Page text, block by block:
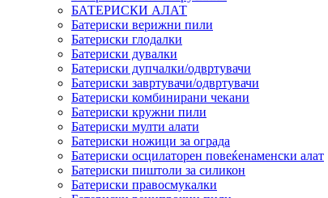
БАТЕРИСКИ АЛАТ
Батериски верижни пили
Батериски глодалки
Батериски дувалки
Батериски дупчалки/одвртувачи
Батериски завртувачи/одвртувачи
Батериски комбинирани чекани
Батериски кружни пили
Батериски мулти алати
Батериски ножици за ограда
Батериски осцилаторен повеќенаменски алат
Батериски пиштоли за силикон
Батериски правосмукалки